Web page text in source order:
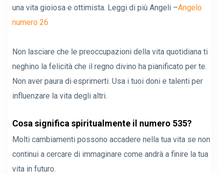
una vita gioiosa e ottimista. Leggi di più Angeli –Angelo
numero 26
Non lasciare che le preoccupazioni della vita quotidiana ti
neghino la felicità che il regno divino ha pianificato per te.
Non aver paura di esprimerti. Usa i tuoi doni e talenti per
influenzare la vita degli altri.
Cosa significa spiritualmente il numero 535?
Molti cambiamenti possono accadere nella tua vita se non
continui a cercare di immaginare come andrà a finire la tua
vita in futuro.